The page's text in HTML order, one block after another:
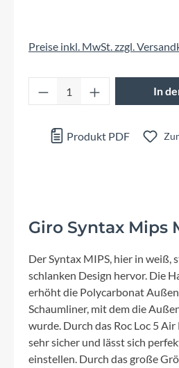
Preise inkl. MwSt. zzgl.
Produkt Anzahl: Gib
In
Produkt PDF
Giro Syntax Mips
Der Syntax MIPS, hier in weiß,
schlanken Design hervor. Die
erhöht die Polycarbonat
Schaumliner, mit dem die
wurde. Durch das Roc Loc 5
sehr sicher und lässt sich
einstellen. Durch das große